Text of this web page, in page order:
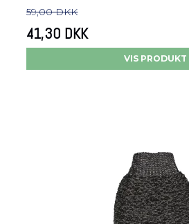
59,00 DKK
41,30 DKK
VIS PRODUKT